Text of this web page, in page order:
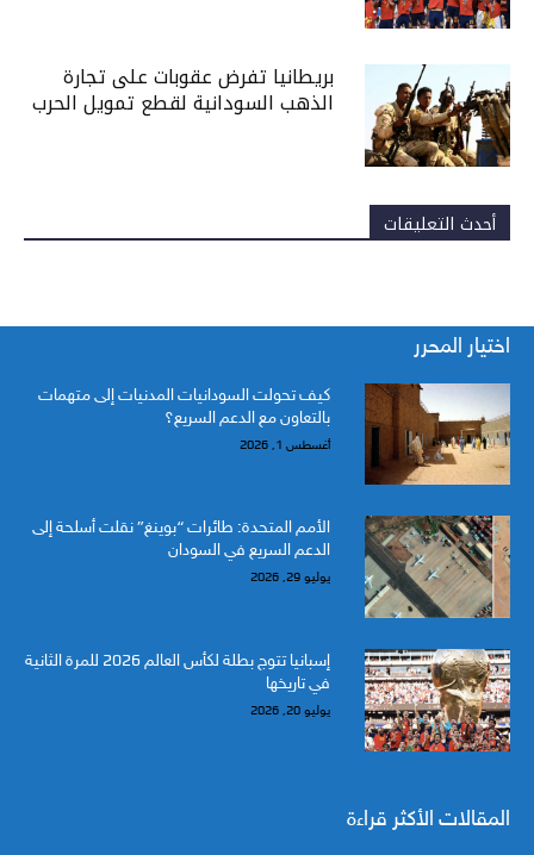
بريطانيا تفرض عقوبات على تجارة
الذهب السودانية لقطع تمويل الحرب
أحدث التعليقات
اختيار المحرر
كيف تحولت السودانيات المدنيات إلى متهمات
بالتعاون مع الدعم السريع؟
أغسطس 1, 2026
الأمم المتحدة: طائرات “بوينغ” نقلت أسلحة إلى
الدعم السريع في السودان
يوليو 29, 2026
إسبانيا تتوج بطلة لكأس العالم 2026 للمرة الثانية
في تاريخها
يوليو 20, 2026
المقالات الأكثر قراءة